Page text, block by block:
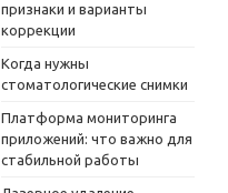
признаки и варианты
коррекции
Когда нужны
стоматологические снимки
Платформа мониторинга
приложений: что важно для
стабильной работы